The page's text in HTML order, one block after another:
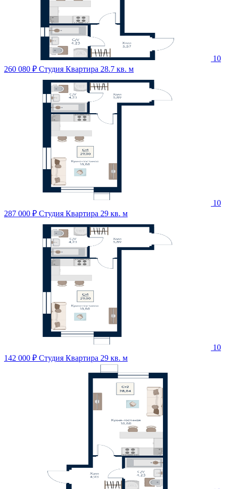
10
260 080 ₽ Студия Квартира 28.7 кв. м
10
287 000 ₽ Студия Квартира 29 кв. м
10
142 000 ₽ Студия Квартира 29 кв. м